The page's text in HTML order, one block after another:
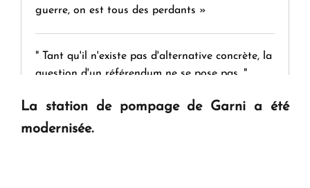
guerre, on est tous des perdants »
" Tant qu'il n'existe pas d'alternative concrète, la
question d'un référendum ne se pose pas. "
KASA : 30 ans d'audace, de résilience et d'avenir
en Arménie
La station de pompage de Garni a été
modernisée.